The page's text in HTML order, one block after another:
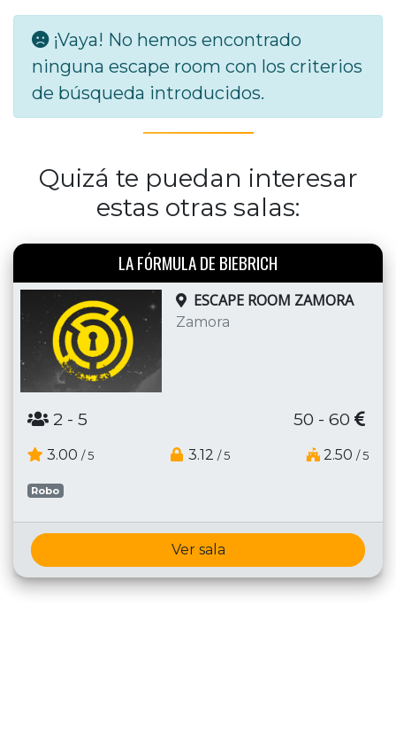
¡Vaya! No hemos encontrado
ninguna escape room con los criterios
de búsqueda introducidos.
Quizá te puedan interesar
estas otras salas:
LA FÓRMULA DE BIEBRICH
ESCAPE ROOM ZAMORA
Zamora
2 - 5 50 - 60
3.00 / 5 3.12 / 5 2.50 / 5
Robo
Ver sala